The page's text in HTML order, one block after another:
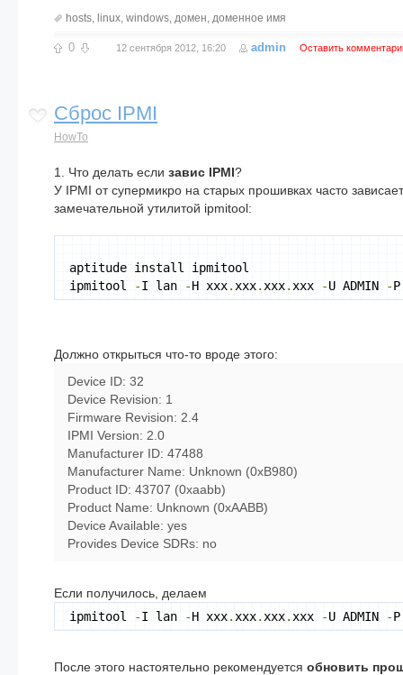
hosts, linux, windows, домен, доменное имя
0 12 сентября 2012, 16:20 admin Оставить
Сброс IPMI
HowTo
1. Что делать если завис IPMI?
У IPMI от супермикро на старых прошивках часто
замечательной утилитой ipmitool:
aptitude install ipmitool
ipmitool
-I lan -H xxx. xxx. xxx. xxx -U ADMIN -
Должно открыться что-то вроде этого:
Device ID: 32
Device Revision: 1
Firmware Revision: 2.4
IPMI Version: 2.0
Manufacturer ID: 47488
Manufacturer Name: Unknown (0xB980)
Product ID: 43707 (0xaabb)
Product Name: Unknown (0xAABB)
Device Available: yes
Provides Device SDRs: no
Если получилось, делаем
ipmitool
-I lan -H xxx. xxx. xxx. xxx -U ADMIN -
После этого настоятельно рекомендуется обновить